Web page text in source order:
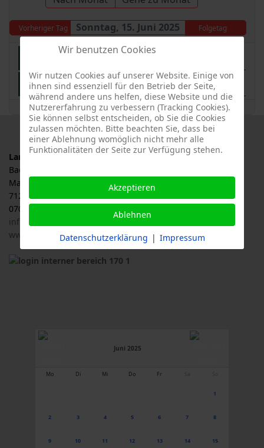
Vorheriger Tag Sonntag, 15. Juni 2025 Folgetag
Gartenschau in Freudenstadt & Baiersbronn, Baden-Württemberg
Landeswettbewerb BW blüht
Landesverband für Obstbau, Garten und Landschaft
Baden-Württemberg e.V., LOGL
Malersbuckel 11
71263 Weil der Stadt
07033 / 69 23 902
info@logl-bw.de
www.logl-bw.de
Juni 2025
Mo Di Mi Do Fr
1
2 3 4 5 6 7 8
9 10 11 12 13 14 15
Wir benutzen Cookies
Wir nutzen Cookies auf unserer Website. Einige von
ihnen sind essenziell für den Betrieb der Seite,
während andere uns helfen, diese Website und die
Nutzererfahrung zu verbessern (Tracking Cookies).
Sie können selbst entscheiden, ob Sie die Cookies
zulassen möchten. Bitte beachten Sie, dass bei
einer Ablehnung womöglich nicht mehr alle
Funktionalitäten der Seite zur Verfügung stehen.
Akzeptieren
Ablehnen
Datenschutzerklärung | Impressum